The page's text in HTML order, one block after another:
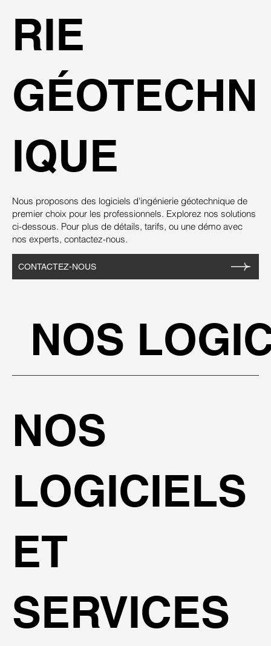
RIE
GÉOTECHN
IQUE
Nous proposons des logiciels d'ingénierie géotechnique de
premier choix pour les professionnels. Explorez nos solutions
ci-dessous. Pour plus de détails, tarifs, ou une démo avec
nos experts, contactez-nous.
CONTACTEZ-NOUS
NOS
NOS
LOGICIELS
ET
SERVICES